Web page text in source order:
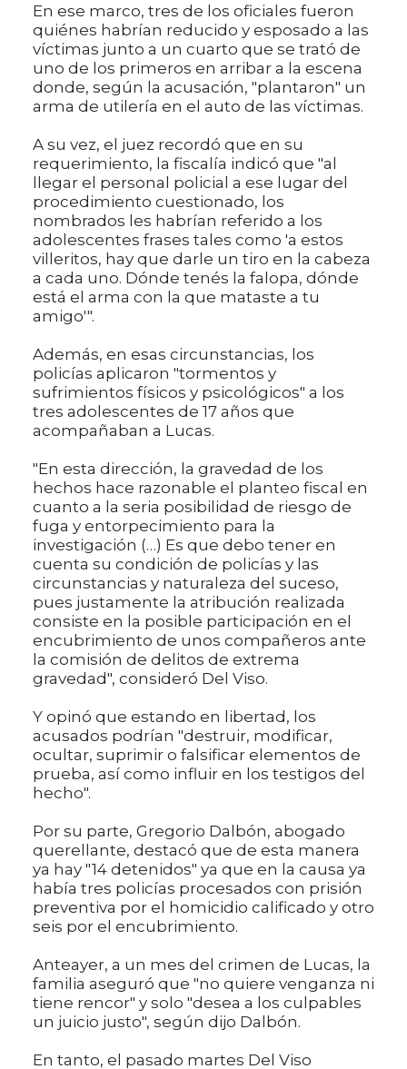
En ese marco, tres de los oficiales fueron
quiénes habrían reducido y esposado a las
víctimas junto a un cuarto que se trató de
uno de los primeros en arribar a la escena
donde, según la acusación, "plantaron" un
arma de utilería en el auto de las víctimas.
A su vez, el juez recordó que en su
requerimiento, la fiscalía indicó que "al
llegar el personal policial a ese lugar del
procedimiento cuestionado, los
nombrados les habrían referido a los
adolescentes frases tales como 'a estos
villeritos, hay que darle un tiro en la cabeza
a cada uno. Dónde tenés la falopa, dónde
está el arma con la que mataste a tu
amigo'".
Además, en esas circunstancias, los
policías aplicaron "tormentos y
sufrimientos físicos y psicológicos" a los
tres adolescentes de 17 años que
acompañaban a Lucas.
"En esta dirección, la gravedad de los
hechos hace razonable el planteo fiscal en
cuanto a la seria posibilidad de riesgo de
fuga y entorpecimiento para la
investigación (…) Es que debo tener en
cuenta su condición de policías y las
circunstancias y naturaleza del suceso,
pues justamente la atribución realizada
consiste en la posible participación en el
encubrimiento de unos compañeros ante
la comisión de delitos de extrema
gravedad", consideró Del Viso.
Y opinó que estando en libertad, los
acusados podrían "destruir, modificar,
ocultar, suprimir o falsificar elementos de
prueba, así como influir en los testigos del
hecho".
Por su parte, Gregorio Dalbón, abogado
querellante, destacó que de esta manera
ya hay "14 detenidos" ya que en la causa ya
había tres policías procesados con prisión
preventiva por el homicidio calificado y otro
seis por el encubrimiento.
Anteayer, a un mes del crimen de Lucas, la
familia aseguró que "no quiere venganza ni
tiene rencor" y solo "desea a los culpables
un juicio justo", según dijo Dalbón.
En tanto, el pasado martes Del Viso